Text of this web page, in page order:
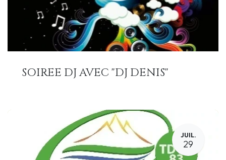
SOIREE DJ AVEC "DJ DENIS"
JUIL.
29